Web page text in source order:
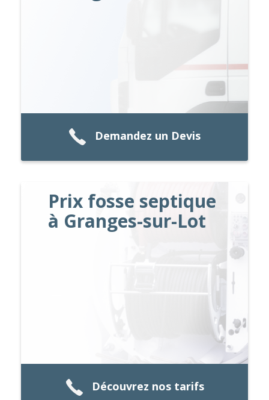
Demandez un Devis
Prix fosse septique
à Granges-sur-Lot
Découvrez nos tarifs